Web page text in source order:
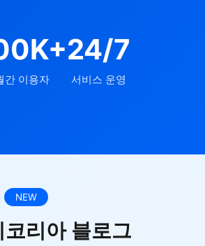
간 이용자
24/7
서비스 운영
NEW
코리아 블로그